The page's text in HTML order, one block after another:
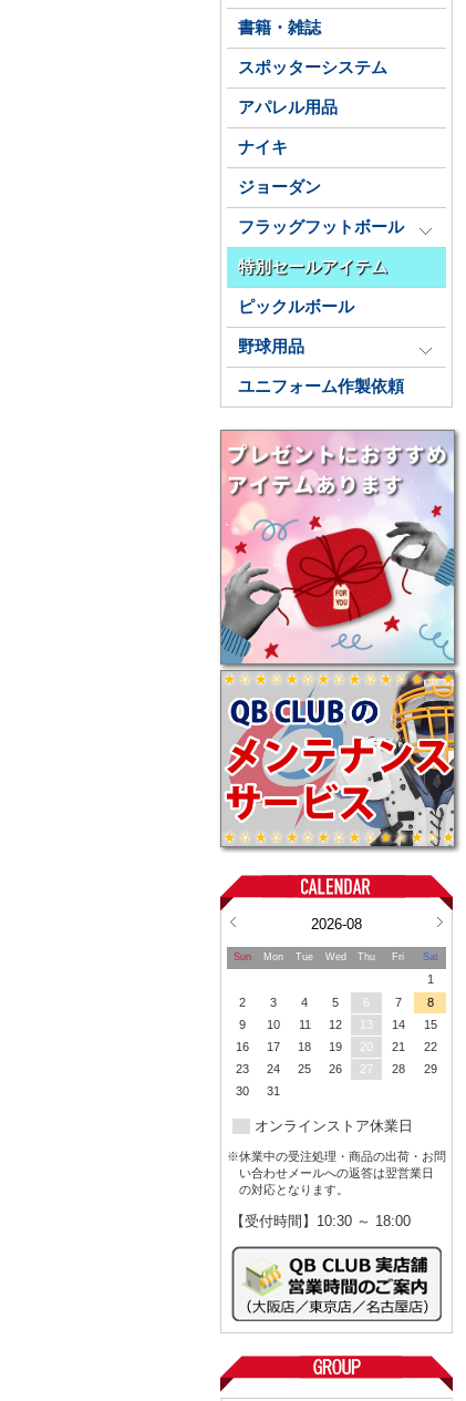
書籍・雑誌
スポッターシステム
アパレル用品
ナイキ
ジョーダン
フラッグフットボール
特別セールアイテム
ピックルボール
野球用品
ユニフォーム作製依頼
2026-08
Sun Mon Tue Wed Thu Fri Sat
1
2
3 4 5 6 7
8
9
10 11 12 13 14
15
16
17 18 19 20 21
22
23
24 25 26 27 28
29
30
31
オンラインストア休業日
※休業中の受注処理・商品の出荷・お問
い合わせメールへの返答は翌営業日
の対応となります。
【受付時間】10:30 ～ 18:00